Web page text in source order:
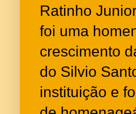
Ratinho
foi uma
crescimento
do Silvio
instituição e